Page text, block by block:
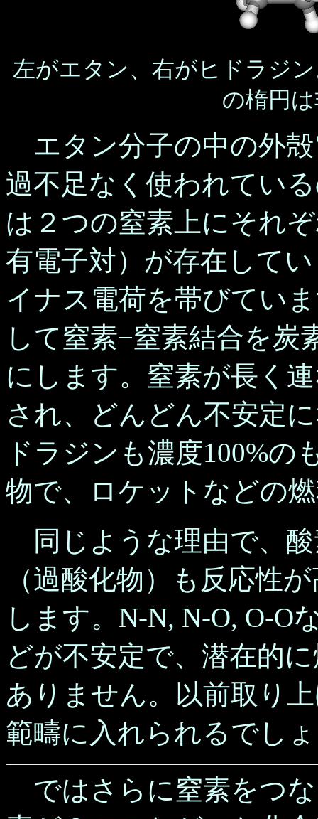
左がエタン、右がヒドラジ
の楕円
エタン分子の中の外
過不足なく使われてい
は２つの窒素上にそれ
有電子対）が存在して
イナス電荷を帯びてい
して窒素−窒素結合を炭
にします。窒素が長く
され、どんどん不安定
ドラジンも濃度100%の
物で、ロケットなどの
同じような理由で、
（過酸化物）も反応性
します。N-N, N-O, O-O
どが不安定で、潜在的
ありません。以前取り
範疇に入れられるでし
ではさらに窒素をつ